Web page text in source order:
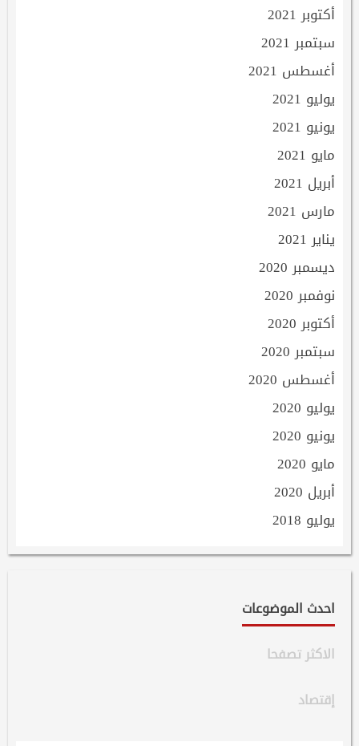
أكتوبر 2021
سبتمبر 2021
أغسطس 2021
يوليو 2021
يونيو 2021
مايو 2021
أبريل 2021
مارس 2021
يناير 2021
ديسمبر 2020
نوفمبر 2020
أكتوبر 2020
سبتمبر 2020
أغسطس 2020
يوليو 2020
يونيو 2020
مايو 2020
أبريل 2020
يوليو 2018
احدث الموضوعات
الاكثر تصفحا
إقتصاد